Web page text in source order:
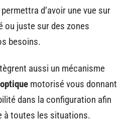
d’avoir une vue sur
juste sur des zones
besoins.
aussi un mécanisme
motorisé vous donnant
dans la configuration afin
à toutes les situations.